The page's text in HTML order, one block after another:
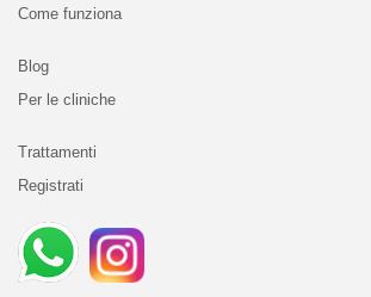
Come funziona
Blog
Per le cliniche
Trattamenti
Registrati